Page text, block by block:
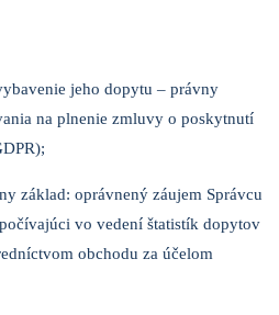
jeho dopytu – právny
na plnenie zmluvy o poskytnutí
základ: oprávnený záujem Správcu
vo vedení štatistík dopytov
obchodu za účelom